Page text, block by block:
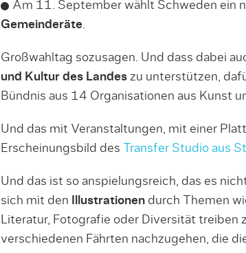
Am 11. September wählt Schweden ein
Gemeinderäte.
Großwahltag sozusagen. Und dass dabei
und Kultur des Landeszu unterstützen,
Bündnis aus 14 Organisationen aus Kunst
Und das mit Veranstaltungen, mit einer
Erscheinungsbild des
Transfer Studio aus
Und das ist so anspielungsreich, das es
sich mit den
Illustrationendurch Themen
Literatur, Fotografie oder Diversität treiben
verschiedenen Fährten nachzugehen, die